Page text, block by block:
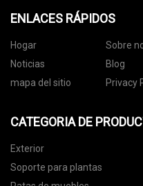
ENLACES RÁPIDOS
Hogar Sobre
Noticias
Blog
mapa del sitio
Privacy
CATEGORIA DE
Exterior
Soporte para plantas